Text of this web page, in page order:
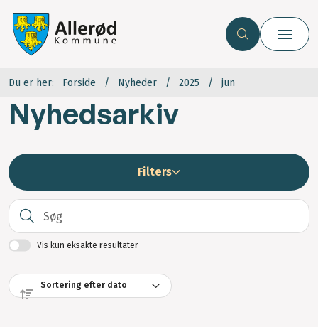
Du er her: Forside Nyheder 2025 jun
Nyhedsarkiv
Filters
Vis kun eksakte resultater